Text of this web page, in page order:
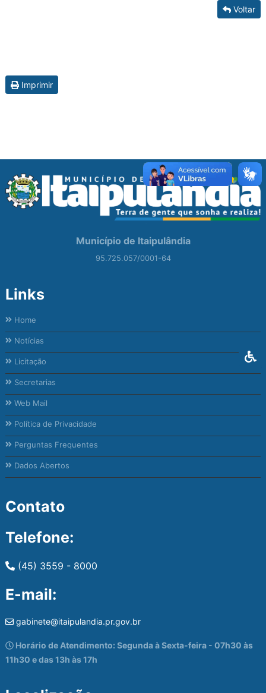
Voltar
Imprimir
Município de Itaipulândia
95.725.057/0001-64
Links
Home
Notícias
Licitação
Secretarias
Web Mail
Política de Privacidade
Perguntas Frequentes
Dados Abertos
Contato
Telefone:
(45) 3559 - 8000
E-mail:
gabinete@itaipulandia.pr.gov.br
Horário de Atendimento: Segunda à Sexta-feira - 07h30 às
11h30 e das 13h às 17h